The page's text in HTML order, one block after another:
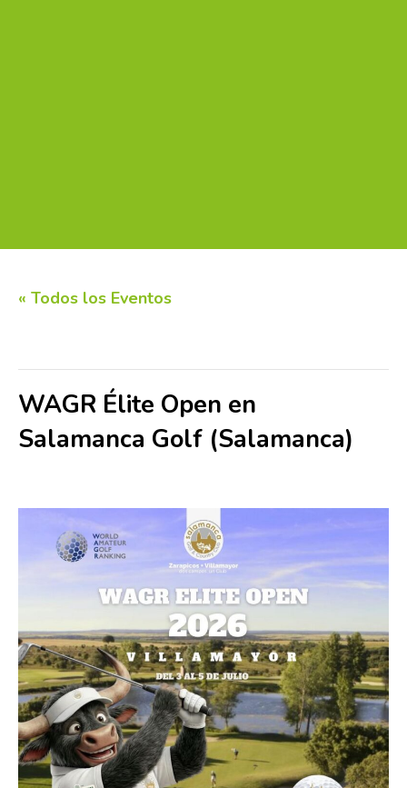
« Todos los Eventos
WAGR Élite Open en
Salamanca Golf (Salamanca)